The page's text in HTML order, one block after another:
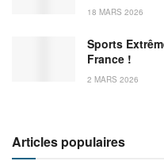
18 MARS 2026
Sports
France !
2 MARS 2026
Articles populaires